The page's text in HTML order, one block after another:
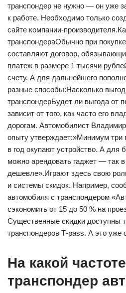
транспондер не нужно — он уже
к работе. Необходимо только
сайте компании-
транспондераОбычно при
составляют договор,
платеж в размере 1 тысячи
счету. А для дальнейшего
разные способы:Насколько
транспондерБудет ли выгода от
зависит от того, как часто его
дорогам. Автомобилист
опыту утверждает:»Минимум три
в год окупают устройство. А для
можно арендовать гаджет — так
дешевле».Играют здесь свою
и системы скидок. Например,
автомобиля с транспондером
сэкономить от 15 до 50 % на
Существенные скидки доступны
транспондеров Т-pass. А это уже
На какой
транспондер